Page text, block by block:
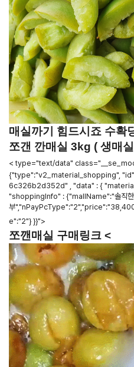
매실까기 힘드시죠 수확
쪼갠 깐매실 3kg ( 생매
< type="text/data"
{"type":"v2_material_shopping",
6c326b2d352d" , "data" : {
"shoppingInfo" : {"mallName":"솔직
부
e":"2"} }}">
쪼깬매실 구매링크 <